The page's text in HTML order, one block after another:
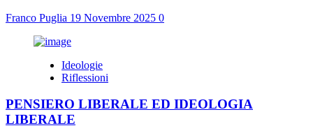
Franco Puglia 19 Novembre 2025 0
Ideologie
Riflessioni
PENSIERO LIBERALE ED IDEOLOGIA
LIBERALE